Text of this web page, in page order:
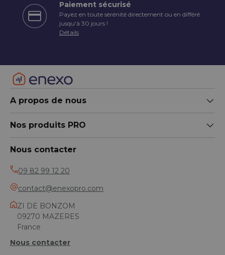
Paiement sécurisé
Payez en toute sérénité directement ou en différé
jusqu'à 30 jours !
Détails
A propos de nous
Nos produits PRO
Nous contacter
09 82 99 12 20
contact@enexopro.com
ZI DE BONZOM
09270 MAZERES
France
Nous contacter